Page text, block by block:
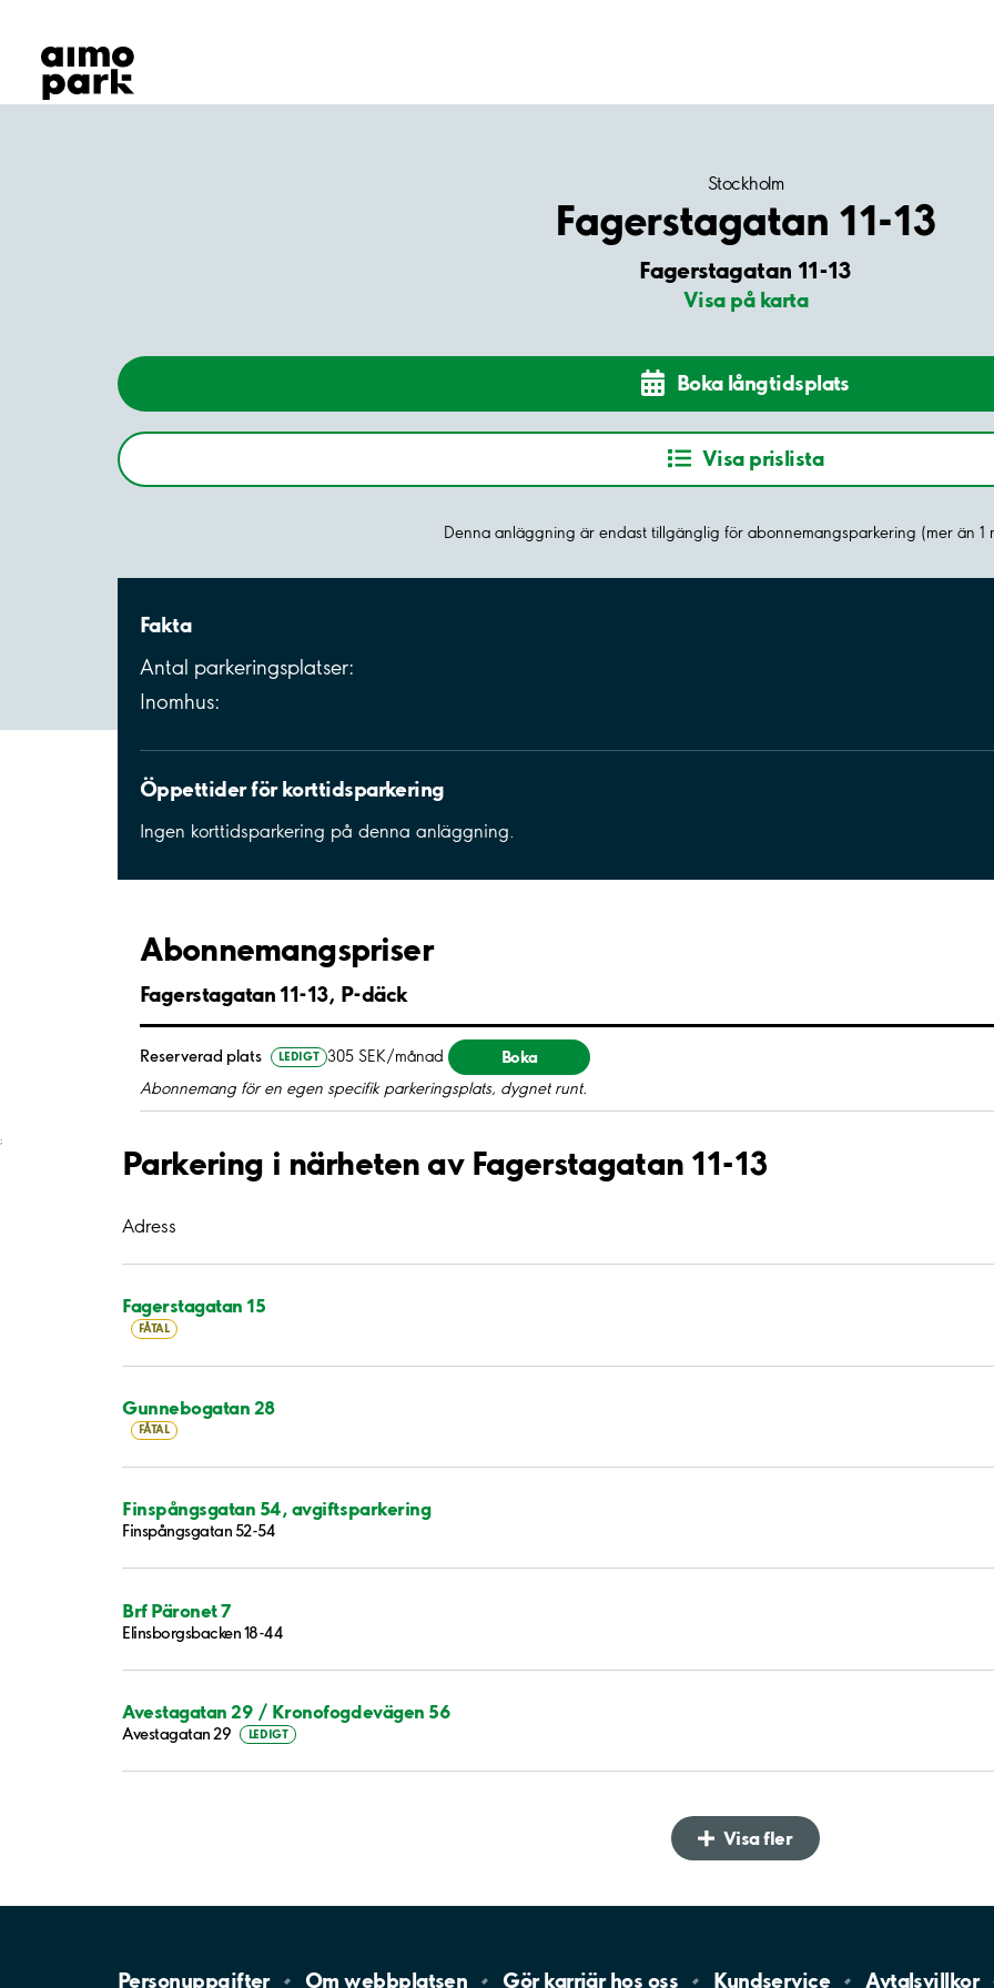
Hitta parkering
Samarbete
Kundservice
Stockholm
Fagerstagatan 11-13
Fagerstagatan 11-13
Visa på karta
Boka långtidsplats
Visa prislista
Denna anläggning är endast tillgänglig för abonnemangsparkering (mer än 1
Fakta
Antal parkeringsplatser:
Inomhus:
Öppettider för korttidsparkering
Ingen korttidsparkering på denna anläggning.
Abonnemangspriser
Fagerstagatan 11-13, P-däck
Reserverad plats LEDIGT 305 SEK/månad Boka
Abonnemang för en egen specifik parkeringsplats, dygnet runt.
;
Parkering i närheten av Fagerstagatan 11-13
Adress
Fagerstagatan 15
FÅTAL
Gunnebogatan 28
FÅTAL
Finspångsgatan 54, avgiftsparkering
Finspångsgatan 52-54
Brf Päronet 7
Elinsborgsbacken 18-44
Avestagatan 29 / Kronofogdevägen 56
Avestagatan 29 LEDIGT
Visa fler
Personuppgifter Omwebbplatsen Gör karriär hos oss Kundservice Avtalsvillkor